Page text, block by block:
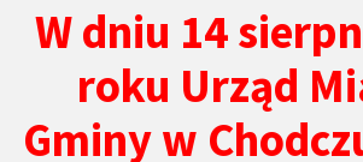
W dniu 14
roku Urząd
Gminy w